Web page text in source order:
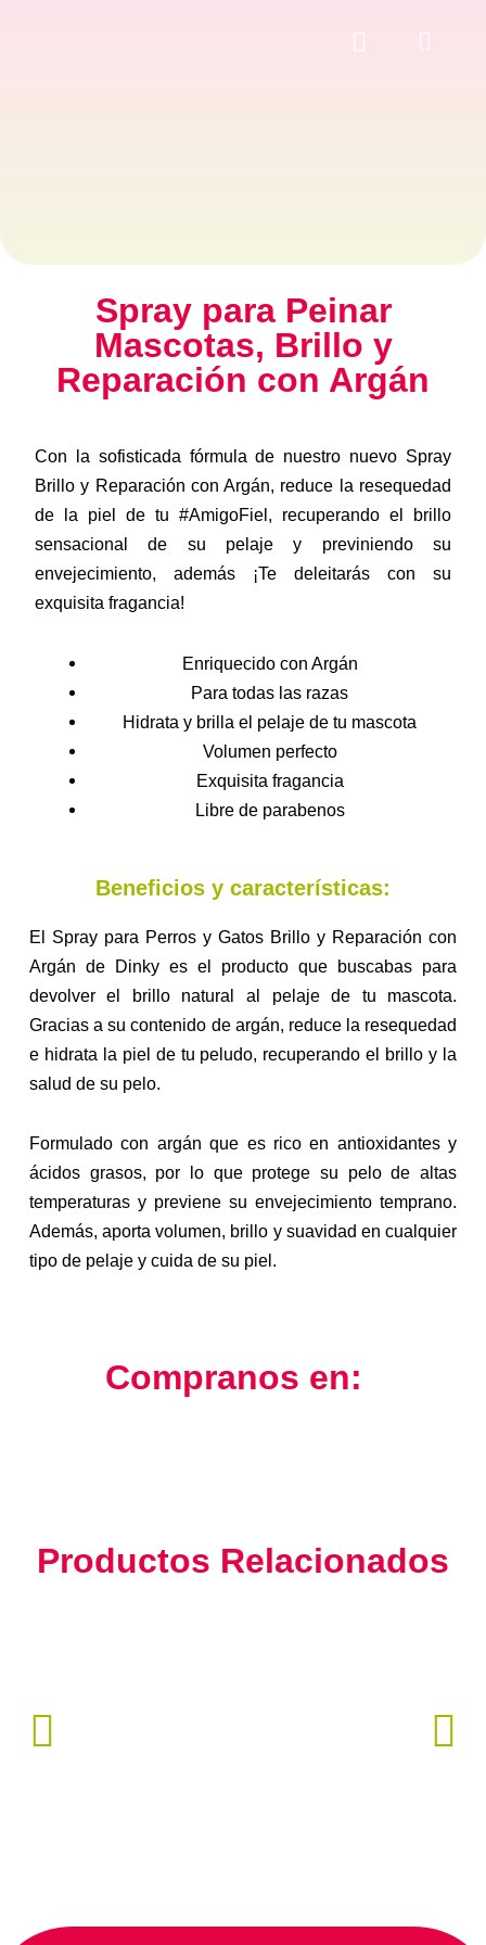
Spray para Peinar
Mascotas, Brillo y
Reparación con Argán
Con la sofisticada fórmula de nuestro nuevo Spray
Brillo y Reparación con Argán, reduce la resequedad
de la piel de tu #AmigoFiel, recuperando el brillo
sensacional de su pelaje y previniendo su
envejecimiento, además ¡Te deleitarás con su
exquisita fragancia!
Enriquecido con Argán
Para todas las razas
Hidrata y brilla el pelaje de tu mascota
Volumen perfecto
Exquisita fragancia
Libre de parabenos
Beneficios y características:
El Spray para Perros y Gatos Brillo y Reparación con
Argán de Dinky es el producto que buscabas para
devolver el brillo natural al pelaje de tu mascota.
Gracias a su contenido de argán, reduce la resequedad
e hidrata la piel de tu peludo, recuperando el brillo y la
salud de su pelo.
Formulado con argán que es rico en antioxidantes y
ácidos grasos, por lo que protege su pelo de altas
temperaturas y previene su envejecimiento temprano.
Además, aporta volumen, brillo y suavidad en cualquier
tipo de pelaje y cuida de su piel.
Compranos en:
Productos Relacionados